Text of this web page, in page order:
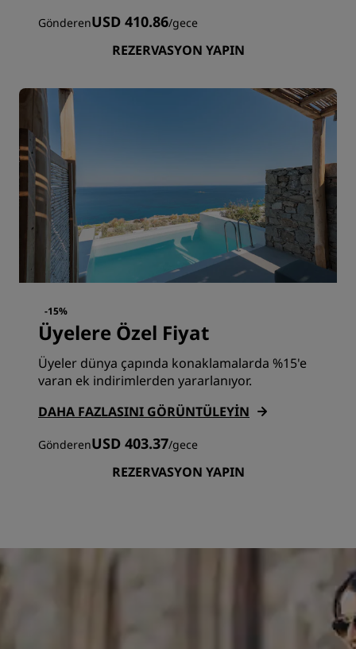
GönderenUSD 410.86/gece
REZERVASYON YAPIN
-15%
Üyelere Özel Fiyat
Üyeler dünya çapında konaklamalarda %15'e
varan ek indirimlerden yararlanıyor.
DAHA FAZLASINI GÖRÜNTÜLEYIN
GönderenUSD 403.37/gece
REZERVASYON YAPIN